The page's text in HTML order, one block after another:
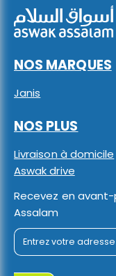
NOS MARQUES
Janis
NOS PLUS
Livraison à domicile
Aswak drive
Recevez en
Assalam